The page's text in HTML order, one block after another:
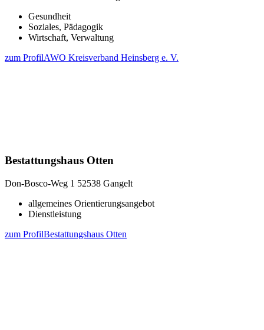
Gesundheit
Soziales, Pädagogik
Wirtschaft, Verwaltung
zum ProfilAWO Kreisverband Heinsberg e. V.
Bestattungshaus Otten
Don-Bosco-Weg 1 52538 Gangelt
allgemeines Orientierungsangebot
Dienstleistung
zum ProfilBestattungshaus Otten